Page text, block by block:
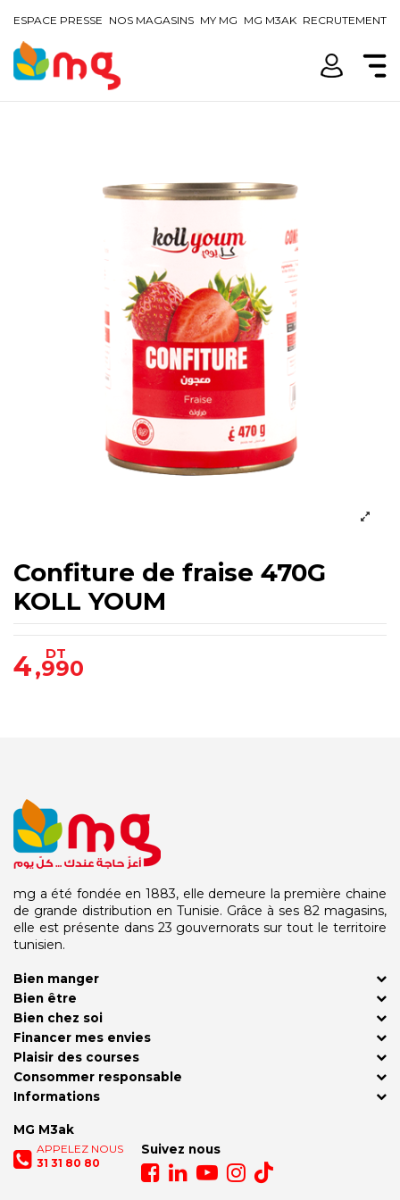
ESPACE PRESSE NOS MAGASINS MY MG MG M3AK RECRUTEMENT
Confiture de fraise 470G
KOLL YOUM
4,990
DT
mg a été fondée en 1883, elle demeure la première chaine
de grande distribution en Tunisie. Grâce à ses 82 magasins,
elle est présente dans 23 gouvernorats sur tout le territoire
tunisien.
Bien manger
Bien être
Bien chez soi
Financer mes envies
Plaisir des courses
MG M3ak
APPELEZ NOUS
31 31 80 80
Suivez nous
Consommer responsable
Informations